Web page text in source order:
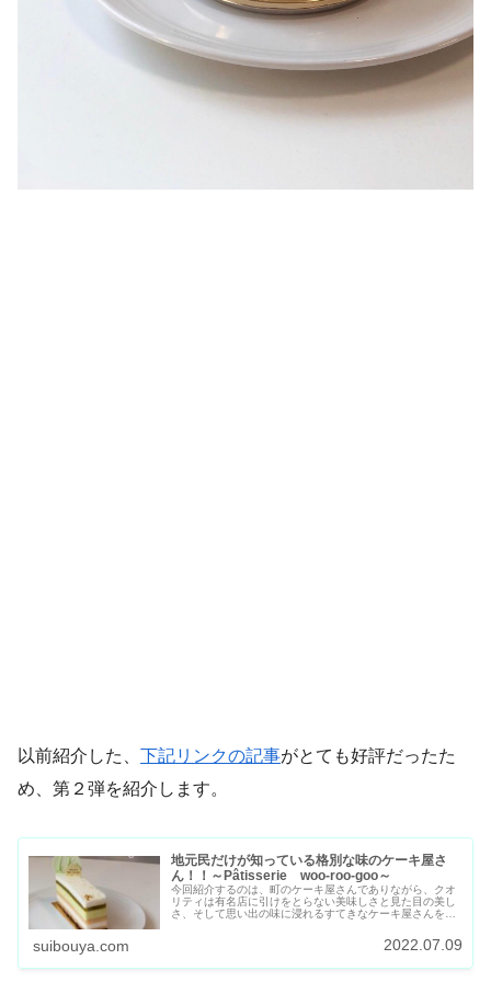
以前紹介した、 下記リンクの記事がとても好評だったた
め、第２弾を紹介します。
地元民だけが知っている格別な味のケーキ屋さ
ん！！～Pâtisserie woo-roo-goo～
今回紹介するのは、町のケーキ屋さんでありながら、クオ
リティは有名店に引けをとらない美味しさと見た目の美し
さ、そして思い出の味に浸れるすてきなケーキ屋さんを紹
suibouya.com 2022.07.09